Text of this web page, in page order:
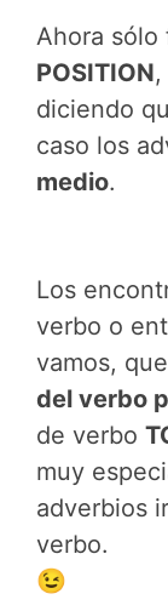
Ahora sólo
POSITION
diciendo
caso los
medio.
Los
verbo o
vamos,
del verbo
de verbo
muy
adverbios
verbo.
😉